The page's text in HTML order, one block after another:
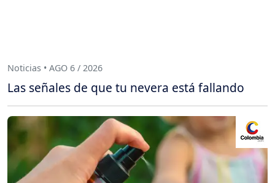
Noticias • AGO 6 / 2026
Las señales de que tu nevera está fallando